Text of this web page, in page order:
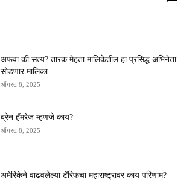
अफवा की सत्य? तारक मेहता मालिकेतील हा प्रसिद्ध अभिनेता
सोडणार मालिका
ऑगस्ट 8, 2025
ब्रेन हॅमरेज म्हणजे काय?
ऑगस्ट 8, 2025
अमेरिकेने वाढवलेल्या टॅरिफचा महाराष्ट्रावर काय परिणाम?